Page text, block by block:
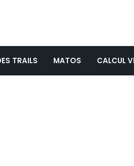
TRAILS MATOS CALCUL